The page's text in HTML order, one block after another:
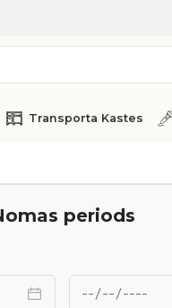
Transporta Kastes
periods